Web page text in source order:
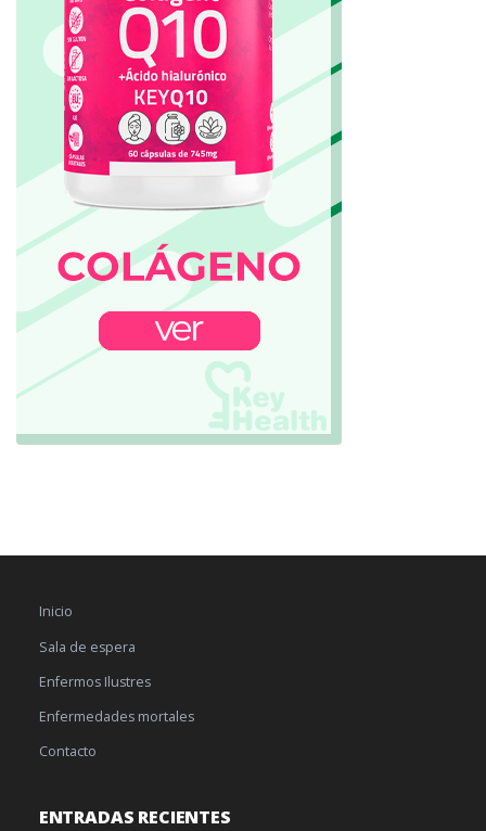
Inicio
Sala de espera
Enfermos Ilustres
Enfermedades mortales
Contacto
ENTRADAS RECIENTES